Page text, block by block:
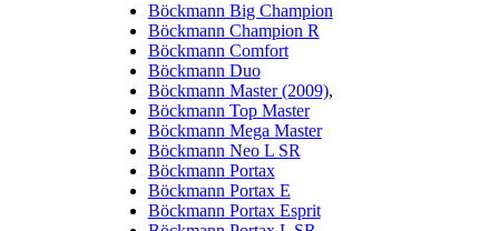
Böckmann Big Champion
Böckmann Champion R
Böckmann Comfort
Böckmann Duo
Böckmann Master (2009),
Böckmann Top Master
Böckmann Mega Master
Böckmann Neo L SR
Böckmann Portax
Böckmann Portax E
Böckmann Portax Esprit